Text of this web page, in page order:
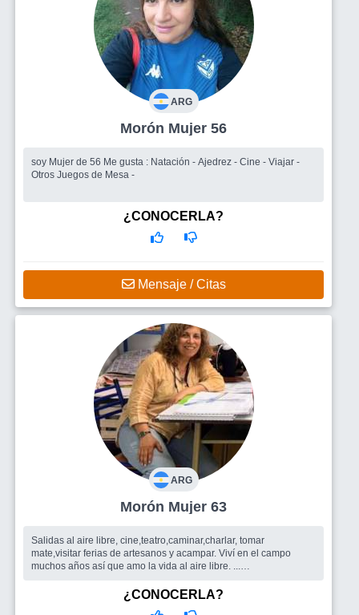
ARG
Morón Mujer 56
soy Mujer de 56 Me gusta : Natación - Ajedrez - Cine - Viajar -
Otros Juegos de Mesa -
¿CONOCERLA?
Mensaje / Citas
ARG
Morón Mujer 63
Salidas al aire libre, cine,teatro,caminar,charlar, tomar
mate,visitar ferias de artesanos y acampar. Viví en el campo
muchos años así que amo la vida al aire libre. ...
¿CONOCERLA?